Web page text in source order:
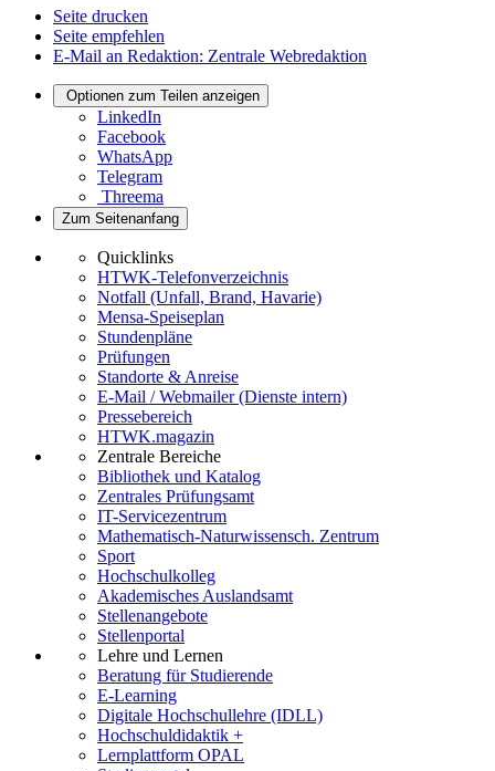
Seite drucken
Seite empfehlen
E-Mail an Redaktion: Zentrale Webredaktion
Optionen zum Teilen anzeigen
LinkedIn
Facebook
WhatsApp
Telegram
Threema
Zum Seitenanfang
Quicklinks
HTWK-Telefonverzeichnis
Notfall (Unfall, Brand, Havarie)
Mensa-Speiseplan
Stundenpläne
Prüfungen
Standorte & Anreise
E-Mail / Webmailer (Dienste intern)
Pressebereich
HTWK.magazin
Zentrale Bereiche
Bibliothek und Katalog
Zentrales Prüfungsamt
IT-Servicezentrum
Mathematisch-Naturwissensch. Zentrum
Sport
Hochschulkolleg
Akademisches Auslandsamt
Stellenangebote
Stellenportal
Lehre und Lernen
Beratung für Studierende
E-Learning
Digitale Hochschullehre (IDLL)
Hochschuldidaktik +
Lernplattform OPAL